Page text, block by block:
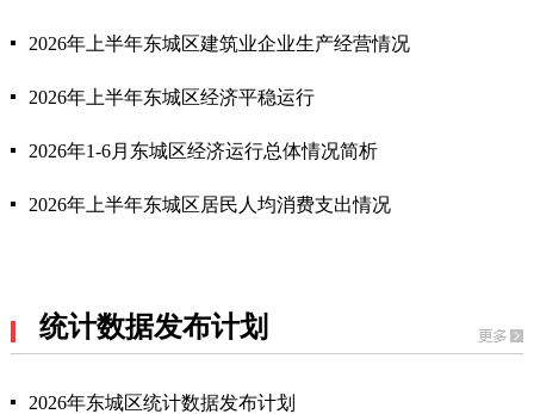
2026年上半年东城区建筑业企业生产经营情况
2026年上半年东城区经济平稳运行
2026年1-6月东城区经济运行总体情况简析
2026年上半年东城区居民人均消费支出情况
统计数据发布计划
2026年东城区统计数据发布计划